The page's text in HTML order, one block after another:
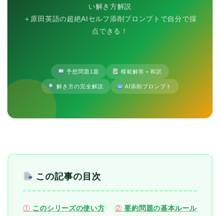
い解き方解説
＋原田英語の超絶AIセルフ添削プロンプトで自分で採
点できる！
予想問題1題 模範解答＋和訳
解き方の完全解説 AI添削プロンプト
この記事の目次
① このシリーズの使い方 ②要約問題の基本ルール